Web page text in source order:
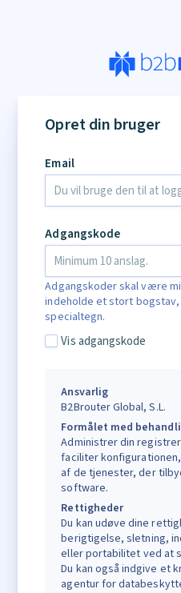
Opret din bruger
Email
Adgangskode
Adgangskoder skal være
indeholde et stort
specialtegn.
Vis adgangskode
Ansvarlig
B2Brouter Global, S.L.
Formålet med
Administrer din
faciliter
af de tjenester, der
software.
Rettigheder
Du kan udøve dine
berigtigelse, sletning,
eller portabilitet ved at
Du kan også indgive et
agentur for